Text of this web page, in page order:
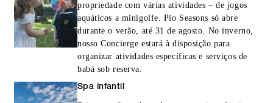
ESTADIA MÍNIMA:
2 NOITES
ESTA OFERTA INCLUI
propriedade com várias atividades – de jogos
aquáticos a minigolfe. Pio Seasons só abre
durante o verão, até 31 de agosto. No inverno,
nosso Concierge estará à disposição para
organizar atividades específicas e serviços de
babá sob reserva.
Spa infantil